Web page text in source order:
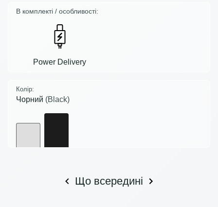
В комплекті / особливості:
Power Delivery
Колір:
Чорний (Black)
Що всередині